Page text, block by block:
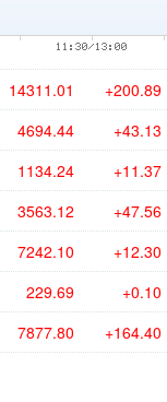
14311.01 +200.89
4694.44 +43.13
1134.24 +11.37
3563.12 +47.56
7242.10 +12.30
229.69 +0.10
7877.80 +164.40